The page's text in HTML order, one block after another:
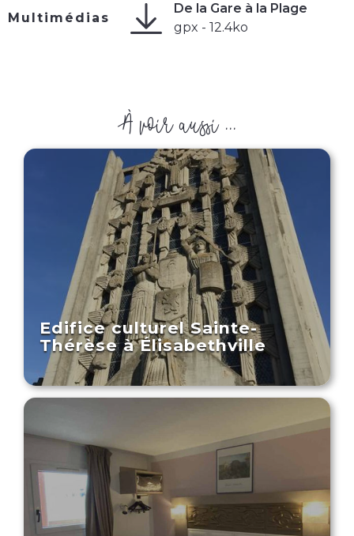
Multimédias
De la Gare à la Plage
gpx - 12.4ko
À voir aussi ...
Edifice culturel Sainte-
Thérèse à Élisabethville